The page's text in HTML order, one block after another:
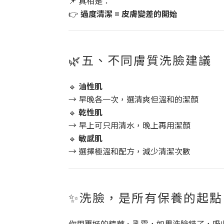
👉 過度清潔 = 皮膚變差的開始
🌿五、不同膚質洗臉建議
🔹 油性肌
→ 早晚各一次，選清爽但溫和的潔顏
🔹 乾性肌
→ 早上可只用清水，晚上再用潔顏
🔹 敏感肌
→ 選擇極溫和配方，減少清潔次數
✨洗臉，是所有保養的起點